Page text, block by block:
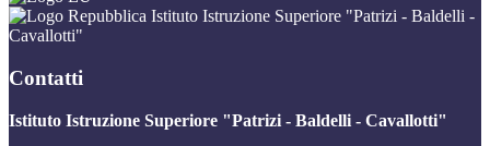
Istituto Istruzione Superiore "Patrizi - Baldelli -
Cavallotti"
Contatti
Istituto Istruzione Superiore "Patrizi - Baldelli - Cavallotti"